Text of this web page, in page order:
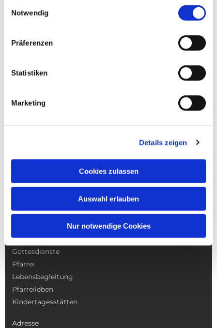
Notwendig
Präferenzen
Statistiken
Marketing
Details zeigen
Cookies zulassen
Auswahl erlauben
Nur notwendige Cookies
NAVIGATION
Gottesdienste
Pfarrei
Lebensbegleitung
Pfarreileben
Kindertagesstätten
Adresse